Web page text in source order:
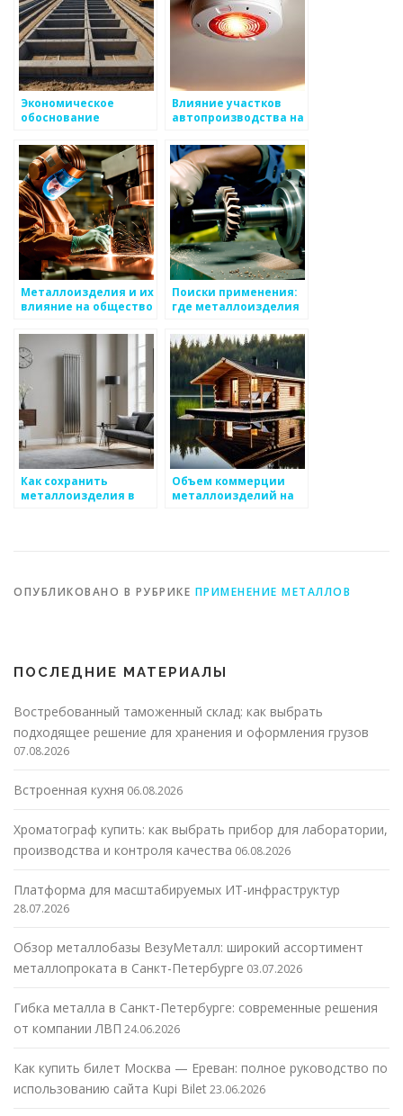
Экономическое
обоснование
металлоизделий
Влияние участков
автопроизводства на
металлоизделий
Металлоизделия и их
влияние на общество
Поиски применения:
где металлоизделия
рынок
Как сохранить
металлоизделия в
Объем коммерции
металлоизделий на
ОПУБЛИКОВАНО В РУБРИКЕ ПРИМЕНЕНИЕ МЕТАЛЛОВ
ПОСЛЕДНИЕ МАТЕРИАЛЫ
Востребованный таможенный склад: как выбрать
подходящее решение для хранения и оформления грузов
07.08.2026
Встроенная кухня 06.08.2026
Хроматограф купить: как выбрать прибор для лаборатории,
производства и контроля качества 06.08.2026
Платформа для масштабируемых ИТ-инфраструктур
28.07.2026
Обзор металлобазы ВезуМеталл: широкий ассортимент
металлопроката в Санкт-Петербурге 03.07.2026
Гибка металла в Санкт-Петербурге: современные решения
от компании ЛВП 24.06.2026
Как купить билет Москва — Ереван: полное руководство по
использованию сайта Kupi Bilet23.06.2026